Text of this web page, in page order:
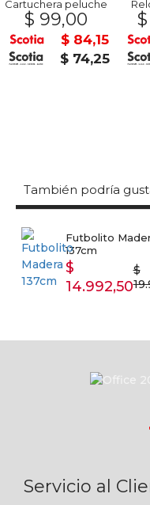
Cartuchera peluche
$ 99,00
$ 84,15
$ 74,25
También podría
Futbolito
137cm
$
14.992,50
$
Servicio al